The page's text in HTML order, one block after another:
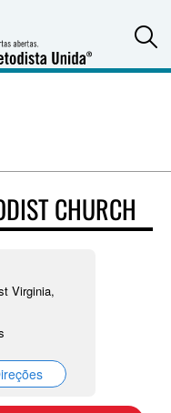
CHURCH
Virginia,